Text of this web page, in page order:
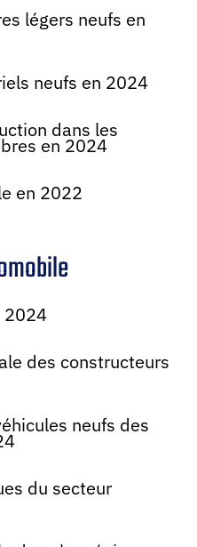
légers neufs en
neufs en 2024
dans les
en 2024
en 2022
2024
des constructeurs
neufs des
du secteur